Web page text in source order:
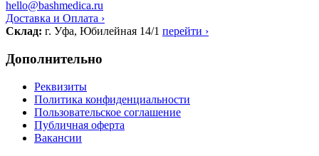
hello@bashmedica.ru
Доставка и Оплата ›
Склад: г. Уфа, Юбилейная 14/1 перейти ›
Дополнительно
Реквизиты
Политика конфиденциальности
Пользовательское соглашение
Публичная оферта
Вакансии